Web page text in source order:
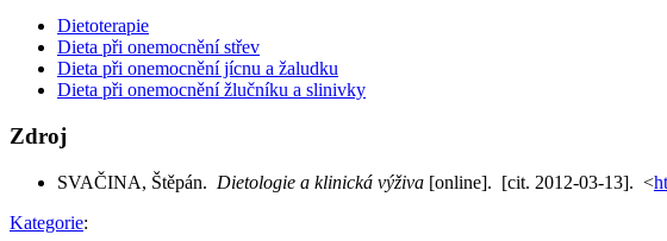
Dietoterapie
Dieta při onemocnění střev
Dieta při onemocnění jícnu a žaludku
Dieta při onemocnění žlučníku a slinivky
Zdroj
SVAČINA, Štěpán. Dietologie a klinická výživa [online]. [cit. 2012-03-13]. <
Kategorie: